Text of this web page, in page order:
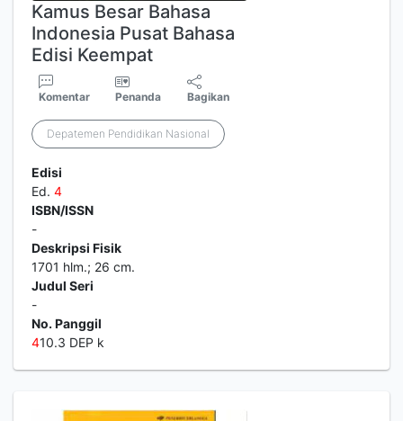
Kamus Besar Bahasa
Indonesia Pusat Bahasa
Edisi Keempat
Komentar Penanda Bagikan
Depatemen Pendidikan Nasional
Edisi
Ed. 4
ISBN/ISSN
-
Deskripsi Fisik
1701 hlm.; 26 cm.
Judul Seri
-
No. Panggil
410.3 DEP k